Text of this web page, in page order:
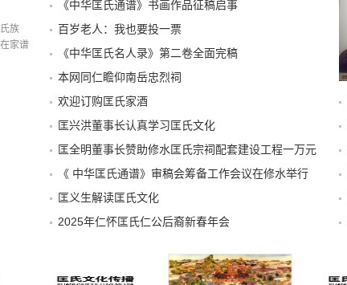
族
家谱
《中华匡氏通谱》书画作品征稿启事
百岁老人：我也要投一票
《中华匡氏名人录》第二卷全面完稿
本网同仁瞻仰南岳忠烈祠
欢迎订购匡氏家酒
匡兴洪董事长认真学习匡氏文化
匡全明董事长赞助修水匡氏宗祠配套建设工程一万元
《 中华匡氏通谱》审稿会筹备工作会议在修水举行
匡义生解读匡氏文化
2025年仁怀匡氏仁公后裔新春年会